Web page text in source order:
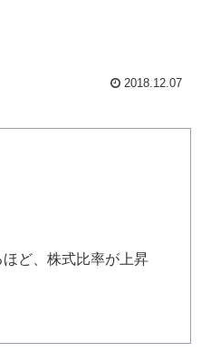
2018.12.07
ど、株式比率が上昇